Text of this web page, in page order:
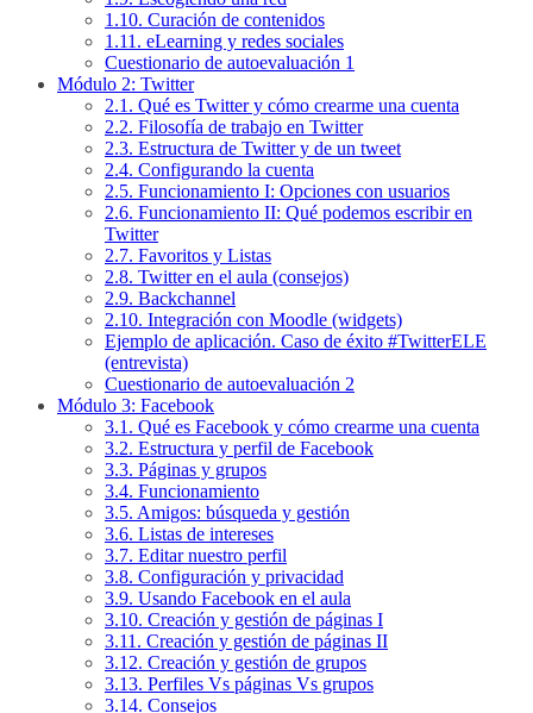
1.10. Curación de contenidos
1.11. eLearning y redes sociales
Cuestionario de autoevaluación 1
Módulo 2: Twitter
2.1. Qué es Twitter y cómo crearme una cuenta
2.2. Filosofía de trabajo en Twitter
2.3. Estructura de Twitter y de un tweet
2.4. Configurando la cuenta
2.5. Funcionamiento I: Opciones con usuarios
2.6. Funcionamiento II: Qué podemos escribir en
Twitter
2.7. Favoritos y Listas
2.8. Twitter en el aula (consejos)
2.9. Backchannel
2.10. Integración con Moodle (widgets)
Ejemplo de aplicación. Caso de éxito #TwitterELE
(entrevista)
Cuestionario de autoevaluación 2
Módulo 3: Facebook
3.1. Qué es Facebook y cómo crearme una cuenta
3.2. Estructura y perfil de Facebook
3.3. Páginas y grupos
3.4. Funcionamiento
3.5. Amigos: búsqueda y gestión
3.6. Listas de intereses
3.7. Editar nuestro perfil
3.8. Configuración y privacidad
3.9. Usando Facebook en el aula
3.10. Creación y gestión de páginas I
3.11. Creación y gestión de páginas II
3.12. Creación y gestión de grupos
3.13. Perfiles Vs páginas Vs grupos
3.14. Consejos